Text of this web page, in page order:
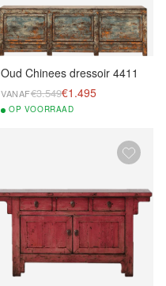
Oud Chinees dressoir 4411
VANAF€3.549€1.495
OP VOORRAAD